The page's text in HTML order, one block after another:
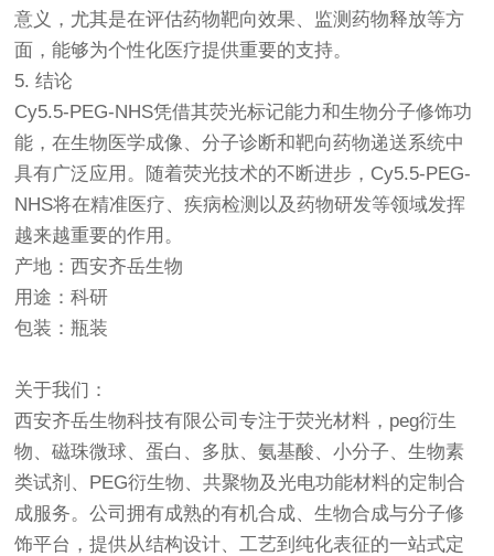
意义，尤其是在评估药物靶向效果、监测药物释放等方
面，能够为个性化医疗提供重要的支持。
5. 结论
Cy5.5-PEG-NHS凭借其荧光标记能力和生物分子修饰功
能，在生物医学成像、分子诊断和靶向药物递送系统中
具有广泛应用。随着荧光技术的不断进步，Cy5.5-PEG-
NHS将在精准医疗、疾病检测以及药物研发等领域发挥
越来越重要的作用。
产地：西安齐岳生物
用途：科研
包装：瓶装
关于我们：
西安齐岳生物科技有限公司专注于荧光材料，peg衍生
物、磁珠微球、蛋白、多肽、氨基酸、小分子、生物素
类试剂、PEG衍生物、共聚物及光电功能材料的定制合
成服务。公司拥有成熟的有机合成、生物合成与分子修
饰平台，提供从结构设计、工艺到纯化表征的一站式定